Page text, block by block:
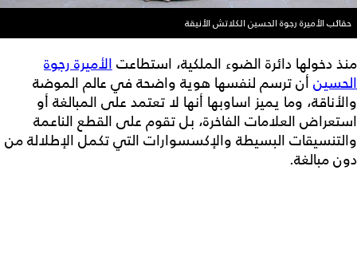
حقائب الأميرة رجوة الحسين الكلاتش الأنيقة
منذ دخولها دائرة الضوء الملكية، استطاعتالأميرة رجوة
الحسين أن ترسم لنفسها هوية واضحة في عالم الموضة
والأناقة، وما يميز اساوبها أنها لا تعتمد على المبالغة أو
استعراض العلامات الفاخرة، بل تقوم على القطع الناعمة
والتنسيقات البسيطة والإكسسوارات التي تكمل الإطلالة من
دون مبالغة.